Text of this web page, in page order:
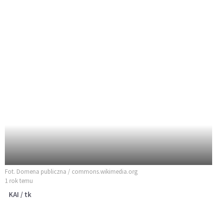
Fot. Domena publiczna / commons.wikimedia.org
1 rok temu
KAI / tk